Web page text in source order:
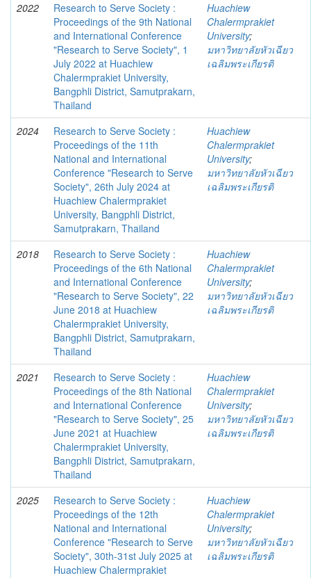
2022
Research to Serve Society :
Proceedings of the 9th National
and International Conference
"Research to Serve Society", 1
July 2022 at Huachiew
Chalermprakiet University,
Bangphli District, Samutprakarn,
Thailand
Huachiew
Chalermprakiet
University;
มหาวิทยาลัยหัวเฉียว
เฉลิมพระเกียรติ
2024
Research to Serve Society :
Proceedings of the 11th
National and International
Conference "Research to Serve
Society", 26th July 2024 at
Huachiew Chalermprakiet
University, Bangphli District,
Samutprakarn, Thailand
Huachiew
Chalermprakiet
University;
มหาวิทยาลัยหัวเฉียว
เฉลิมพระเกียรติ
2018
Research to Serve Society :
Proceedings of the 6th National
and International Conference
"Research to Serve Society", 22
June 2018 at Huachiew
Chalermprakiet University,
Bangphli District, Samutprakarn,
Thailand
Huachiew
Chalermprakiet
University;
มหาวิทยาลัยหัวเฉียว
เฉลิมพระเกียรติ
2021
Research to Serve Society :
Proceedings of the 8th National
and International Conference
"Research to Serve Society", 25
June 2021 at Huachiew
Chalermprakiet University,
Bangphli District, Samutprakarn,
Thailand
Huachiew
Chalermprakiet
University;
มหาวิทยาลัยหัวเฉียว
เฉลิมพระเกียรติ
2025
Research to Serve Society :
Proceedings of the 12th
National and International
Conference "Research to Serve
Society", 30th-31st July 2025 at
Huachiew Chalermprakiet
Huachiew
Chalermprakiet
University;
มหาวิทยาลัยหัวเฉียว
เฉลิมพระเกียรติ